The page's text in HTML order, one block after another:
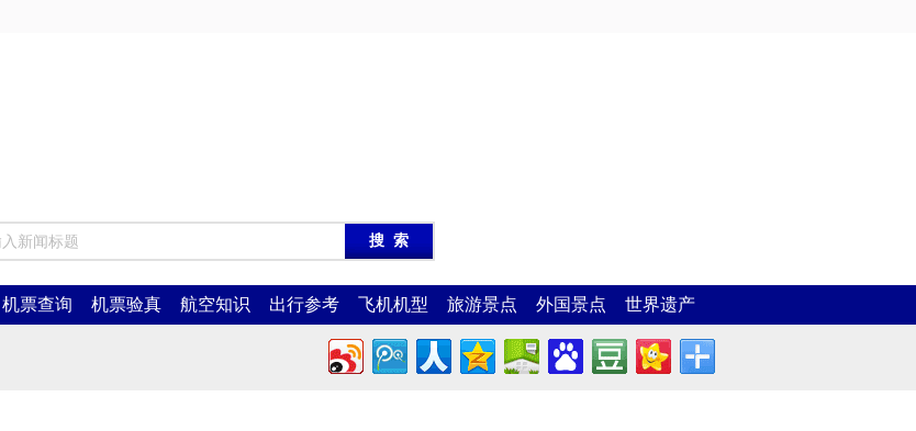
机票查询 机票验真 航空知识 出行参考 飞机机型 旅游景点 外国景点 世界遗产